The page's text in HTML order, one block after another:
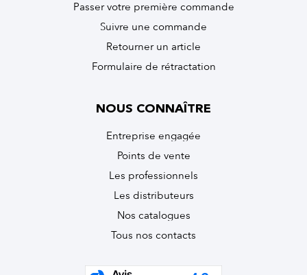
Passer votre première commande
Suivre une commande
Retourner un article
Formulaire de rétractation
NOUS CONNAÎTRE
Entreprise engagée
Points de vente
Les professionnels
Les distributeurs
Nos catalogues
Tous nos contacts